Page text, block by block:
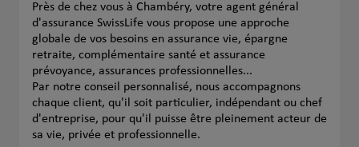
Près de chez vous à Chambéry, votre agent général
d'assurance SwissLife vous propose une approche
globale de vos besoins en assurance vie, épargne
retraite, complémentaire santé et assurance
prévoyance, assurances professionnelles...
Par notre conseil personnalisé, nous accompagnons
chaque client, qu'il soit particulier, indépendant ou chef
d'entreprise, pour qu'il puisse être pleinement acteur de
sa vie, privée et professionnelle.